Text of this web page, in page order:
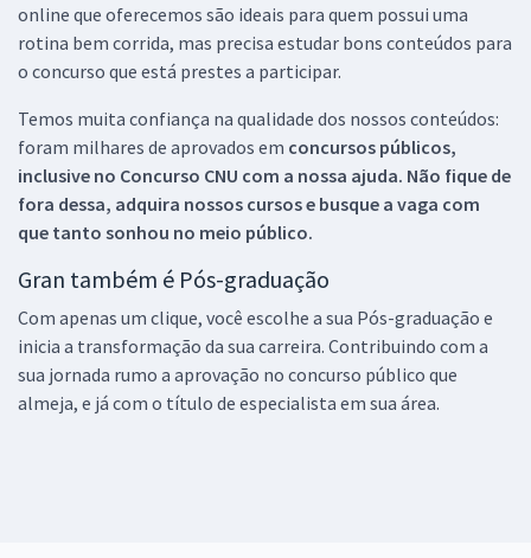
online que oferecemos são ideais para quem possui uma
rotina bem corrida, mas precisa estudar bons conteúdos para
o concurso que está prestes a participar.
Temos muita confiança na qualidade dos nossos conteúdos:
foram milhares de aprovados em concursos públicos,
inclusive no Concurso CNU com a nossa ajuda. Não fique de
fora dessa, adquira nossos cursos e busque a vaga com
que tanto sonhou no meio público.
Gran também é Pós-graduação
Com apenas um clique, você escolhe a sua Pós-graduação e
inicia a transformação da sua carreira. Contribuindo com a
sua jornada rumo a aprovação no concurso público que
almeja, e já com o título de especialista em sua área.